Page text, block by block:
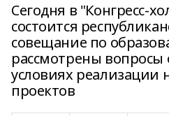
Сегодня в "Конгресс-
состоится
совещание по
рассмотрены вопросы
условиях реализации
проектов